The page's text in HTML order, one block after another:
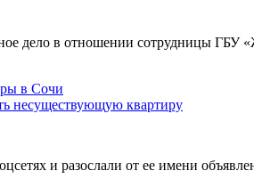
дело в отношении сотрудницы
несуществующую квартиру
и разослали от ее имени